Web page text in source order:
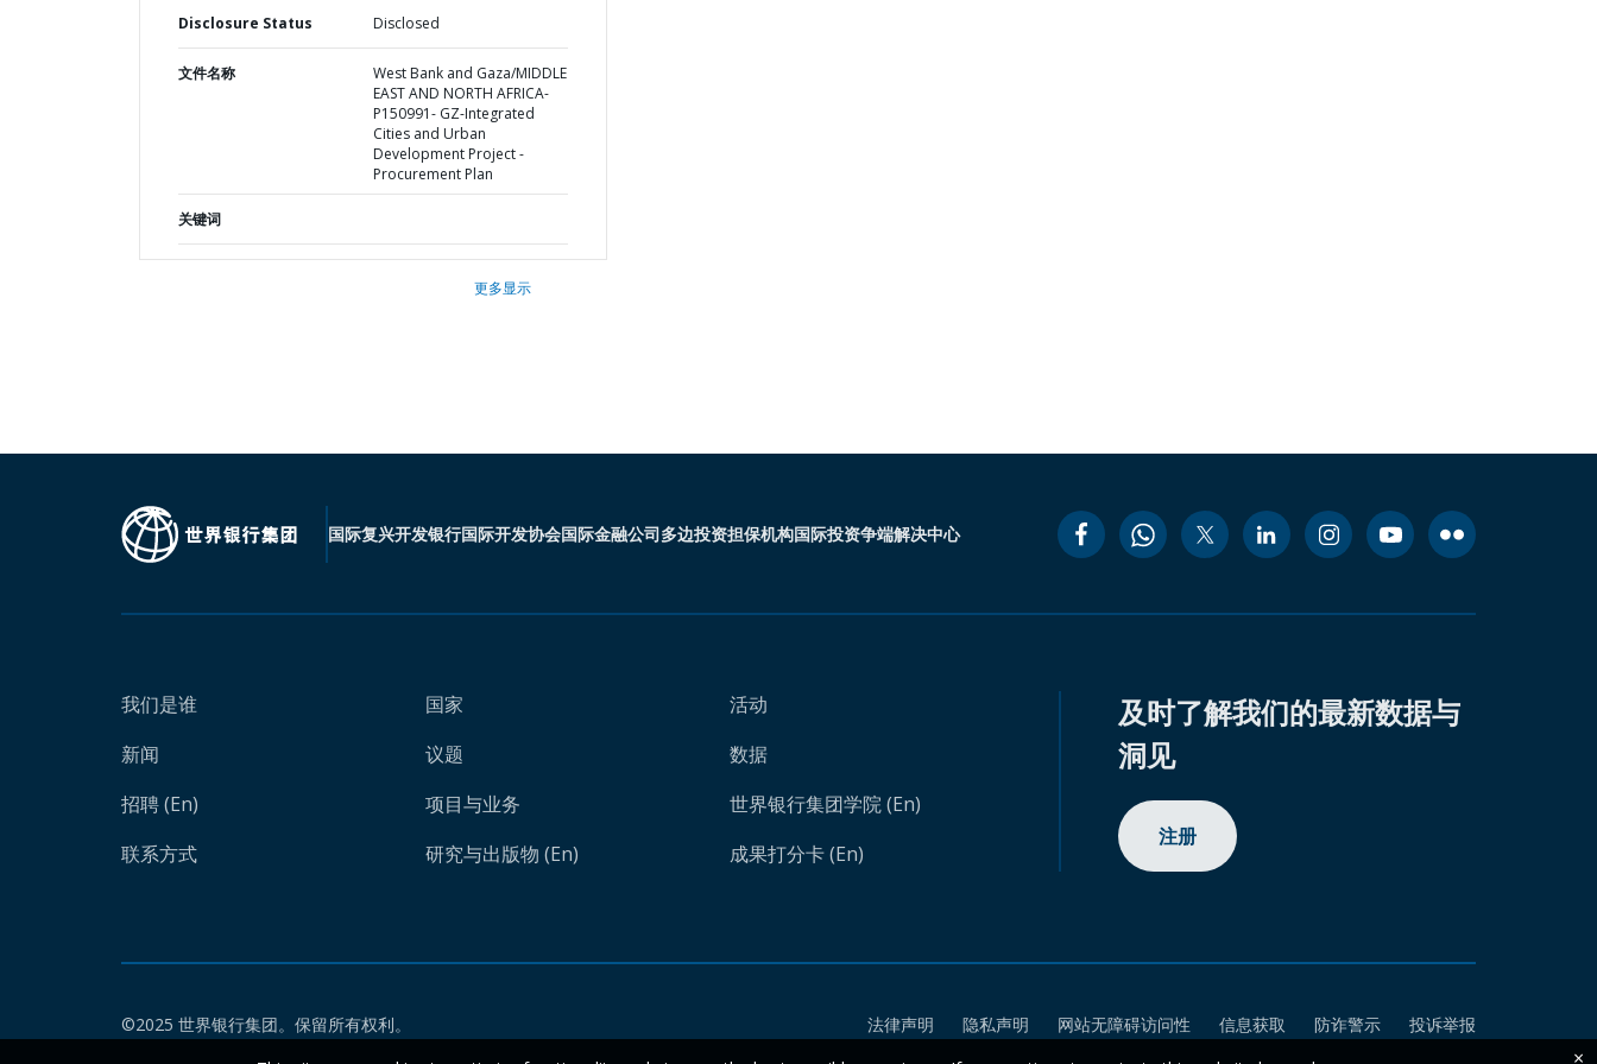
Disclosure Status Disclosed
文件名称
West Bank and Gaza/MIDDLE
EAST AND NORTH AFRICA-
P150991- GZ-Integrated
Cities and Urban
Development Project -
Procurement Plan
关键词
更多显示
国际复兴开发银行国际开发协会国际金融公司多边投资担保机构国际投资争端解决中心
我们是谁
新闻
招聘 (En)
联系方式
国家
议题
项目与业务
研究与出版物 (En)
活动
数据
世界银行集团学院 (En)
成果打分卡 (En)
及时了解我们的最新数据与
洞见
注册
©2025 世界银行集团。保留所有权利。 法律声明 隐私声明 网站无障碍访问性 信息获取 防诈警示
投诉举报
×